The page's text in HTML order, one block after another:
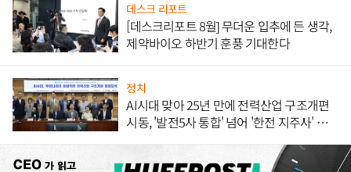
데스크 리포트
[데스크리포트 8월] 무더운 입추에 든 생각,
제약바이오 하반기 훈풍 기대한다
정치
AI시대 맞아 25년 만에 전력산업 구조개편
시동, '발전5사 통합' 넘어 '한전 지주사' 재편